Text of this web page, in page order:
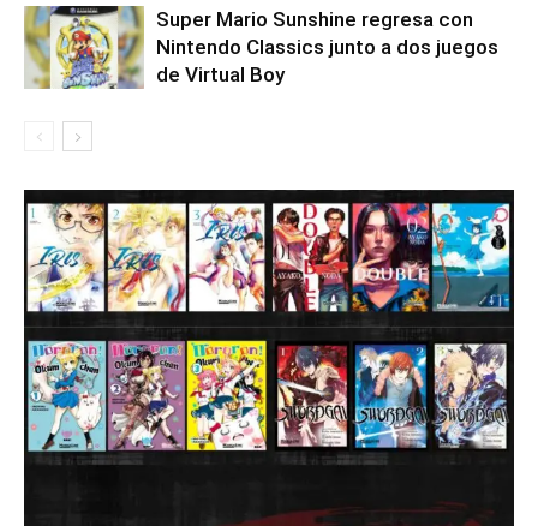
Super Mario Sunshine regresa con
Nintendo Classics junto a dos juegos
de Virtual Boy